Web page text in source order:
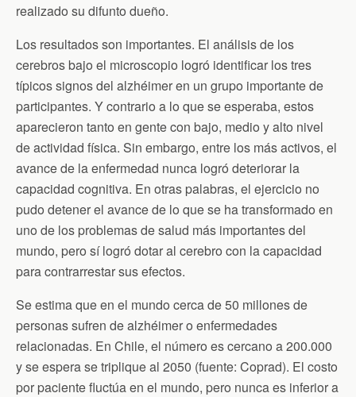
realizado su difunto dueño.
Los resultados son importantes. El análisis de los
cerebros bajo el microscopio logró identificar los tres
típicos signos del alzhéimer en un grupo importante de
participantes. Y contrario a lo que se esperaba, estos
aparecieron tanto en gente con bajo, medio y alto nivel
de actividad física. Sin embargo, entre los más activos, el
avance de la enfermedad nunca logró deteriorar la
capacidad cognitiva. En otras palabras, el ejercicio no
pudo detener el avance de lo que se ha transformado en
uno de los problemas de salud más importantes del
mundo, pero sí logró dotar al cerebro con la capacidad
para contrarrestar sus efectos.
Se estima que en el mundo cerca de 50 millones de
personas sufren de alzhéimer o enfermedades
relacionadas. En Chile, el número es cercano a 200.000
y se espera se triplique al 2050 (fuente: Coprad). El costo
por paciente fluctúa en el mundo, pero nunca es inferior a